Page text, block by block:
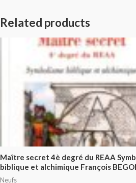
Related products
Maître secret 4è degré du REAA
biblique et alchimique François
Neufs